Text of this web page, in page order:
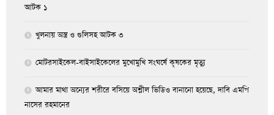
আটক ১
খুলনায় অস্ত্র ও গুলিসহ আটক ৩
মোটরসাইকেল-বাইসাইকেলের মুখোমুখি সংঘর্ষে কৃষকের মৃত্যু
আমার মাথা অন্যের শরীরে বসিয়ে অশ্লীল ভিডিও বানানো হয়েছে, দাবি এমপি
নাসের রহমানের